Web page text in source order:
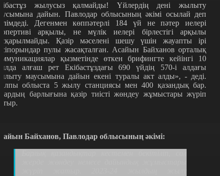
жылусыз қалмайды! Үйлердің дені жылыту
дайын. Павлодар облысының әкімі осылай деп
Дегенмен көппәтерлі 184 үй не пәтер иелері
арқылы, не мүлік иелері бірлестігі арқылы
Қазір мәселені шешу үшін жауапты ірі
пулы жасақталған. Асайын Байханов орталық
қызметінде өткен брифингте кейінгі 10
алғаш рет Екібастұздағы 690 үйдің 570-і алдағы
маусымына дайын екені туралы акт алды», - деді.
облыста 5 жылу станциясы мен 400 қазандық бар.
барлығына қазір тиісті жөндеу жұмыстары жүріп
Байханов, Павлодар облысының әкімі: